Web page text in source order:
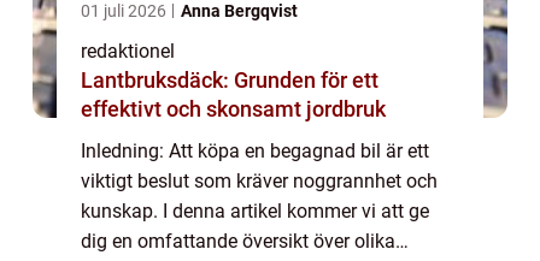
01 juli 2026 Anna Bergqvist
redaktionel
Lantbruksdäck: Grunden för ett
effektivt och skonsamt jordbruk
Inledning: Att köpa en begagnad bil är ett
viktigt beslut som kräver noggrannhet och
kunskap. I denna artikel kommer vi att ge
dig en omfattande översikt över olika